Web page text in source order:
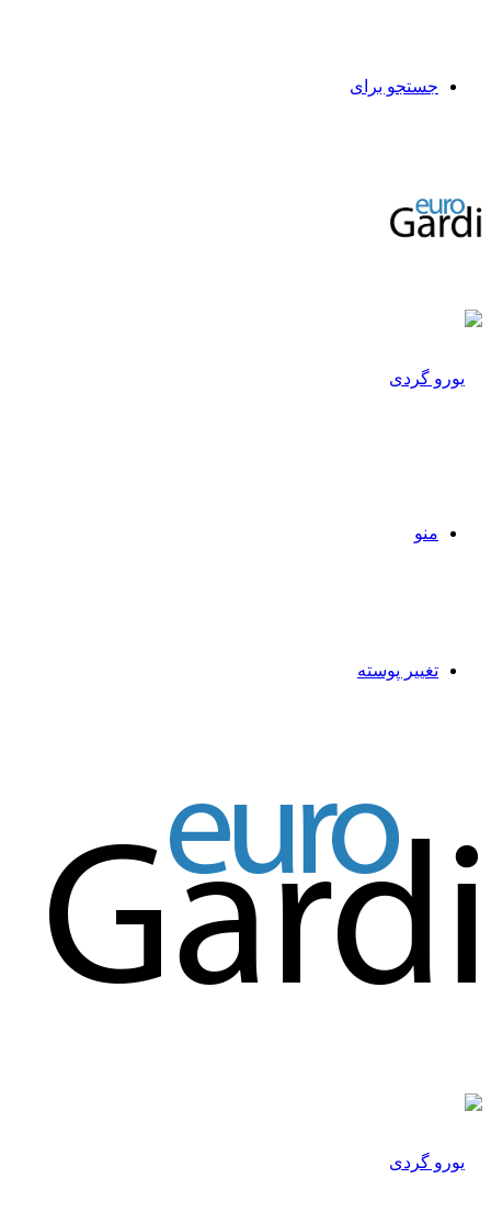
جستجو برای
منو
تغییر پوسته